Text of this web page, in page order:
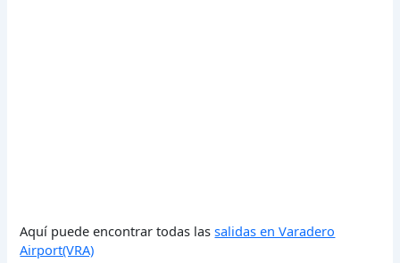
Aquí puede encontrar todas lassalidas en Varadero
Airport(VRA)